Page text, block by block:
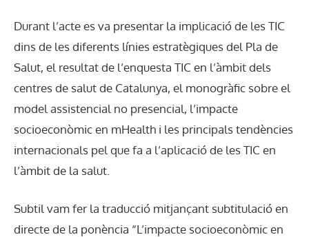
Durant l’acte es va presentar la implicació de les TIC
dins de les diferents línies estratègiques del Pla de
Salut, el resultat de l’enquesta TIC en l’àmbit dels
centres de salut de Catalunya, el monogràfic sobre el
model assistencial no presencial, l’impacte
socioeconòmic en mHealth i les principals tendències
internacionals pel que fa a l’aplicació de les TIC en
l’àmbit de la salut.
Subtil vam fer la traducció mitjançant subtitulació en
directe de la ponència “L’impacte socioeconòmic en